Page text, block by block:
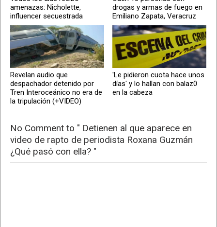
amenazas: Nicholette,
influencer secuestrada
drogas y armas de fuego en
Emiliano Zapata, Veracruz
Revelan audio que
despachador detenido por
Tren Interoceánico no era de
la tripulación (+VIDEO)
'Le pidieron cuota hace unos
días' y lo hallan con balaz0
en la cabeza
No Comment to " Detienen al que aparece en
video de rapto de periodista Roxana Guzmán
¿Qué pasó con ella? "